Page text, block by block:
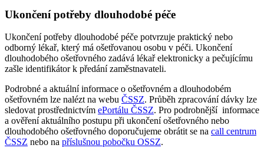
Ukončení potřeby dlouhodobé péče
Ukončení potřeby dlouhodobé péče potvrzuje praktický nebo
odborný lékař, který má ošetřovanou osobu v péči. Ukončení
dlouhodobého ošetřovného zadává lékař elektronicky a pečujícímu
zašle identifikátor k předání zaměstnavateli.
Podrobné a aktuální informace o ošetřovném a dlouhodobém
ošetřovném lze nalézt na webu ČSSZ. Průběh zpracování dávky lze
sledovat prostřednictvím ePortálu ČSSZ. Pro podrobnější informace
a ověření aktuálního postupu při ukončení ošetřovného nebo
dlouhodobého ošetřovného doporučujeme obrátit se na call centrum
ČSSZ nebo na příslušnou pobočku OSSZ.